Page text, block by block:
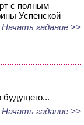
с полным
Успенской
Начать гадание >>
будущего...
Начать гадание >>